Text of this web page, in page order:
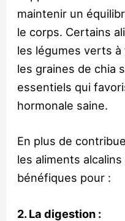
maintenir un
le corps. Certains
les légumes verts
les graines de chia
essentiels qui
hormonale saine.
En plus de
les aliments
bénéfiques pour :
2. La digestion :